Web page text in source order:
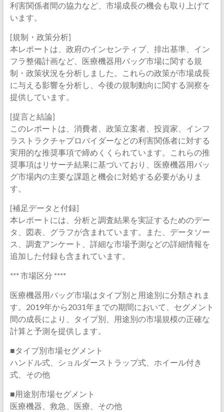
利害関係者間の協力など、市場成長の機会も取り上げて
います。
[規制・政策分析]
本レポートは、政府のインセンティブ、排出基準、イン
フラ整備計画など、医療機器用バッグ市場に関する規
制・政策状況を分析しました。これらの政策が市場成長
に与える影響を分析し、今後の規制動向に関する洞察を
提供しています。
[提言と結論]
このレポートは、消費者、政策立案者、投資家、インフ
ラストラクチャプロバイダーなどの利害関係者に対する
実用的な推奨事項で締めくくられています。これらの推
奨事項はリサーチ結果に基づいており、医療機器用バッ
グ市場内の主要な課題と機会に対処する必要がありま
す。
[補足データと付録]
本レポートには、分析と調査結果を実証するためのデー
タ、図表、グラフが含まれています。また、データソー
ス、調査アンケート、詳細な市場予測などの詳細情報を
追加した付録も含まれています。
*** 市場区分 ****
医療機器用バッグ市場はタイプ別と用途別に分類されま
す。2019年から2031年までの期間において、セグメント
間の成長により、タイプ別、用途別の市場規模の正確な
計算と予測を提供します。
■タイプ別市場セグメント
ハンドル式、ショルダーストラップ式、ホイール付き
式、その他
■用途別市場セグメント
医療機器、救急、医療、その他